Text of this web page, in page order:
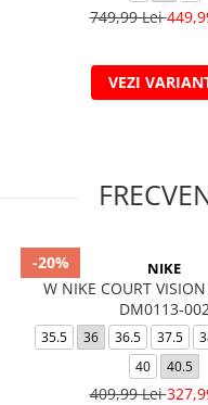
749,99 Lei
VEZI
-20% NIKE
W NIKE COURT
DM0113-
35.5 36 36.5 37.5
40
40.5
409,99 Lei